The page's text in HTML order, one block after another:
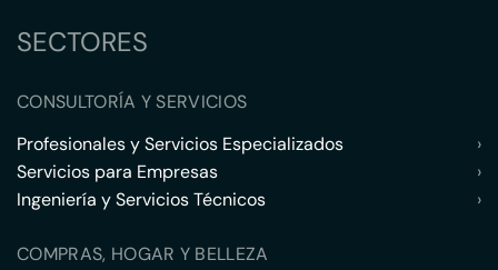
SECTORES
CONSULTORÍA Y SERVICIOS
Profesionales y Servicios Especializados
›
Servicios para Empresas
›
Ingeniería y Servicios Técnicos
›
COMPRAS, HOGAR Y BELLEZA